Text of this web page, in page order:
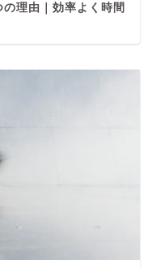
理由｜効率よく時間